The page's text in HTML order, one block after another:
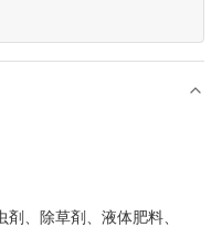
、除草剤、液体肥料、